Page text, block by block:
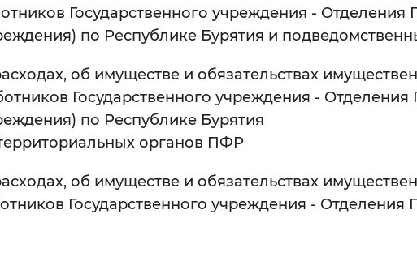
Государственного учреждения -
по Республике Бурятия и
об имуществе и обязательствах
Государственного учреждения -
по Республике Бурятия
органов ПФР
об имуществе и обязательствах
Государственного учреждения -